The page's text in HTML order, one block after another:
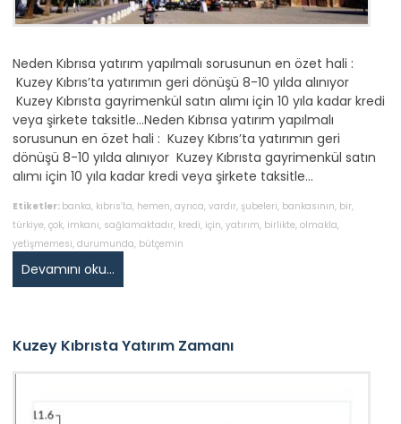
Neden Kıbrısa yatırım yapılmalı sorusunun en özet hali :
Kuzey Kıbrıs’ta yatırımın geri dönüşü 8-10 yılda alınıyor
Kuzey Kıbrısta gayrimenkül satın alımı için 10 yıla kadar kredi
veya şirkete taksitle…Neden Kıbrısa yatırım yapılmalı
sorusunun en özet hali : Kuzey Kıbrıs’ta yatırımın geri
dönüşü 8-10 yılda alınıyor Kuzey Kıbrısta gayrimenkül satın
alımı için 10 yıla kadar kredi veya şirkete taksitle…
Etiketler: banka, kıbrıs’ta, hemen, ayrıca, vardır, şubeleri, bankasının, bir,
türkiye, çok, imkanı, sağlamaktadır, kredi, için, yatırım, birlikte, olmakla,
yetişmemesi, durumunda, bütçemin
Devamını oku...
Kuzey Kıbrısta Yatırım Zamanı